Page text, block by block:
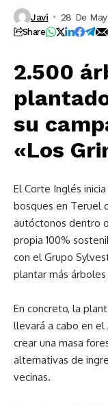
Javi 28 De
Share
2.500
su
«Los
El Corte Inglés
bosques en Teruel
autóctonos dentro
propia 100%
con el Grupo
plantar más
En concreto, la
llevará a cabo en
crear una masa
alternativas de
vecinas.